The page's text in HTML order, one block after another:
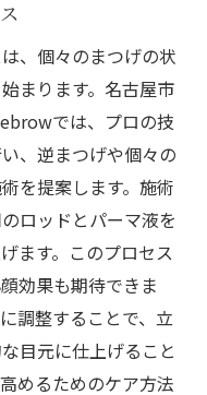
、個々のまつげの状
まります。名古屋市
では、プロの技
、逆まつげや個々の
を提案します。施術
ロッドとパーマ液を
ます。このプロセス
効果も期待できま
調整することで、立
目元に仕上げること
めるためのケア方法